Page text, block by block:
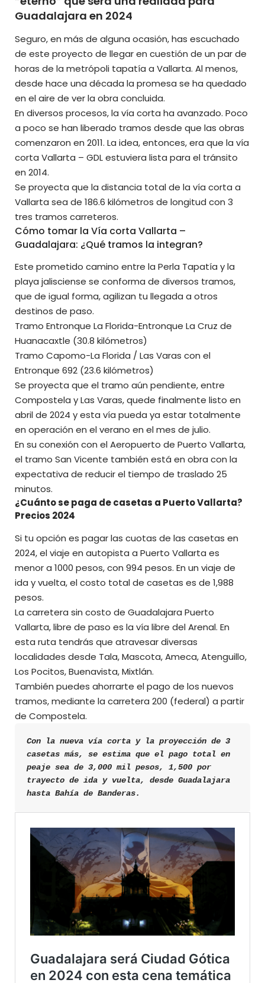
Guadalajara en 2024
Seguro, en más de alguna ocasión, has escuchado
de este proyecto de llegar en cuestión de un par de
horas de la metrópoli tapatía a Vallarta. Al menos,
desde hace una década la promesa se ha quedado
en el aire de ver la obra concluida.
En diversos procesos, la vía corta ha avanzado. Poco
a poco se han liberado tramos desde que las obras
comenzaron en 2011. La idea, entonces, era que la vía
corta Vallarta – GDL estuviera lista para el tránsito
en 2014.
Se proyecta que la distancia total de la vía corta a
Vallarta sea de 186.6 kilómetros de longitud con 3
tres tramos carreteros.
Cómo tomar la Vía corta Vallarta –
Guadalajara: ¿Qué tramos la integran?
Este prometido camino entre la Perla Tapatía y la
playa jalisciense se conforma de diversos tramos,
que de igual forma, agilizan tu llegada a otros
destinos de paso.
Tramo Entronque La Florida-Entronque La Cruz de
Huanacaxtle (30.8 kilómetros)
Tramo Capomo-La Florida / Las Varas con el
Entronque 692 (23.6 kilómetros)
Se proyecta que el tramo aún pendiente, entre
Compostela y Las Varas, quede finalmente listo en
abril de 2024 y esta vía pueda ya estar totalmente
en operación en el verano en el mes de julio.
En su conexión con el Aeropuerto de Puerto Vallarta,
el tramo San Vicente también está en obra con la
expectativa de reducir el tiempo de traslado 25
minutos.
¿Cuánto se paga de casetas a Puerto Vallarta?
Precios 2024
Si tu opción es pagar las cuotas de las casetas en
2024, el viaje en autopista a Puerto Vallarta es
menor a 1000 pesos, con 994 pesos. En un viaje de
ida y vuelta, el costo total de casetas es de 1,988
pesos.
La carretera sin costo de Guadalajara Puerto
Vallarta, libre de paso es la vía libre del Arenal. En
esta ruta tendrás que atravesar diversas
localidades desde Tala, Mascota, Ameca, Atenguillo,
Los Pocitos, Buenavista, Mixtlán.
También puedes ahorrarte el pago de los nuevos
tramos, mediante la carretera 200 (federal) a partir
de Compostela.
Con la nueva vía corta y la proyección de 3
casetas más, se estima que el pago total en
peaje sea de 3,000 mil pesos, 1,500 por
trayecto de ida y vuelta, desde Guadalajara
hasta Bahía de Banderas.